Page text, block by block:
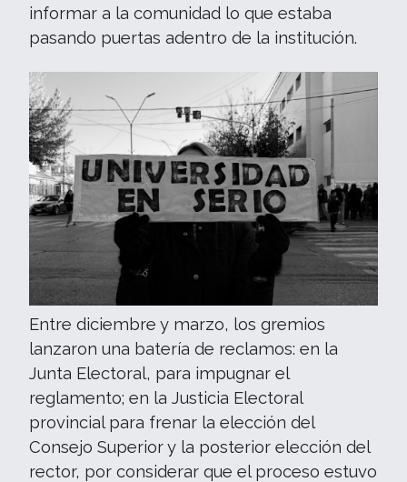
informar a la comunidad lo que estaba
pasando puertas adentro de la institución.
Entre diciembre y marzo, los gremios
lanzaron una batería de reclamos: en la
Junta Electoral, para impugnar el
reglamento; en la Justicia Electoral
provincial para frenar la elección del
Consejo Superior y la posterior elección del
rector, por considerar que el proceso estuvo